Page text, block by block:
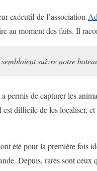
exécutif de l’association
au moment des faits. Il
semblaient suivre notre
permis de capturer les
est difficile de les localiser,
été pour la première fois
Depuis, rares sont